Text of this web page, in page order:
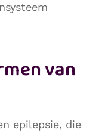
van
epilepsie, die